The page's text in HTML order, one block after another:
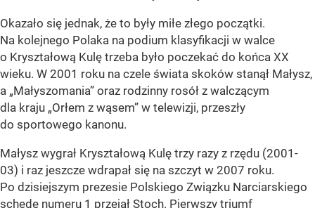
Okazało się jednak, że to były miłe złego początki.
Na kolejnego Polaka na podium klasyfikacji w walce
o Kryształową Kulę trzeba było poczekać do końca XX
wieku. W 2001 roku na czele świata skoków stanął Małysz,
a „Małyszomania” oraz rodzinny rosół z walczącym
dla kraju „Orłem z wąsem” w telewizji, przeszły
do sportowego kanonu.
Małysz wygrał Kryształową Kulę trzy razy z rzędu (2001-
03) i raz jeszcze wdrapał się na szczyt w 2007 roku.
Po dzisiejszym prezesie Polskiego Związku Narciarskiego
schedę numeru 1 przejął Stoch. Pierwszy triumf